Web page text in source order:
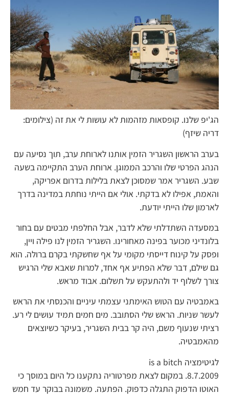
הג'יפ שלנו. קופסאות מזהמות לא עושות לי את זה (צילומים:
דריה שיזף)
בערב הראשון השגריר הזמין אותנו לארוחת ערב, תוך נסיעה עם
הנהג הפרטי שלו והרכב הממוגן. ארוחת הערב התקיימה בשעה
שבע. השגריר אמר שמסוכן לצאת בלילות בדרום אפריקה,
והאמת, אפילו לא בדקתי. אולי אם הייתי נוחתת במדינה בדרך
לארמון שלו הייתי יודעת.
במסעדה השתדלתי שלא לדבר, אבל החלפתי מבטים עם בחור
בלונדיני מכוער בפינה מאחורינו. השגריר הזמין לנו פילה ויין,
ופסק על קינוח דייסתי מקומי על אף שחשקתי בקרם ברולה. הוא
גם שילם, דבר שלא הפתיע אף אחד, למרות שאבא שלי הרגיש
צורך לשלוף יד ולהתעקש על תשלום. אבוד מראש.
באמבטיה עם הטוש האימתני עצמתי עיניים והכנסתי את הראש
לעשר שניות. הראש שלי הסתובב. מים חמים תמיד עושים לי רע.
רציתי שנעוף משם, היה קר בבית השגריר, בעיקר כשיוצאים
מהאמבטיה.
לגיטימציה is a bitch
8.7.2009. במקום לצאת מפרטוריה נתקענו כל היום במוסך כי
האוטו הדפוק התגלה כדפוק. הפתעה. משמונה בבוקר עד חמש